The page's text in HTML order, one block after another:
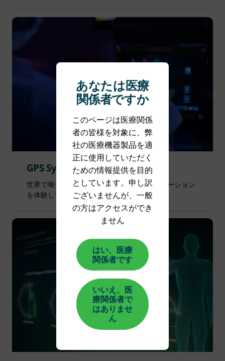
GPS System
世界で唯一の膝および肩の置換手術用ナビゲーション
を体験してください。
あなたは医療
関係者ですか
このページは医療関係
者の皆様を対象に、弊
社の医療機器製品を適
正に使用していただく
ための情報提供を目的
としています。申し訳
ございませんが、一般
の方はアクセスができ
ません
はい、医療
関係者です
いいえ、医
療関係者で
はありませ
ん